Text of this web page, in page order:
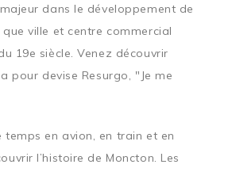
dans le développement de
ville et centre commercial
19e siècle. Venez découvrir
pour devise Resurgo, "Je me
temps en avion, en train et en
l’histoire de Moncton. Les